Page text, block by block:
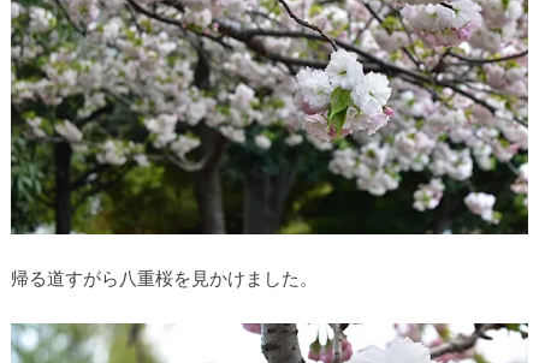
帰る道すがら八重桜を見かけました。